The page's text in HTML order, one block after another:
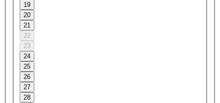
19
20
21
22
23
24
25
26
27
28